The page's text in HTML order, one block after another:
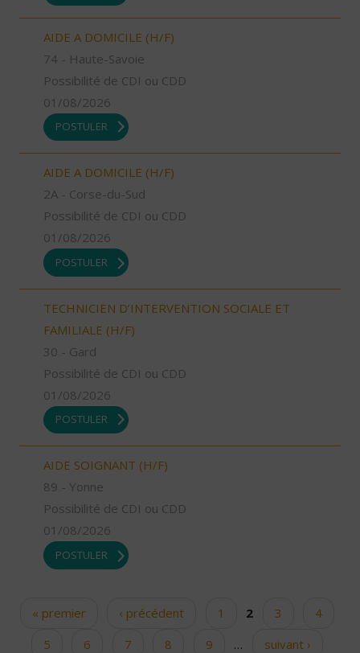
AIDE A DOMICILE (H/F)
74 - Haute-Savoie
Possibilité de CDI ou CDD
01/08/2026
POSTULER
AIDE A DOMICILE (H/F)
2A - Corse-du-Sud
Possibilité de CDI ou CDD
01/08/2026
POSTULER
TECHNICIEN D’INTERVENTION SOCIALE ET
FAMILIALE (H/F)
30 - Gard
Possibilité de CDI ou CDD
01/08/2026
POSTULER
AIDE SOIGNANT (H/F)
89 - Yonne
Possibilité de CDI ou CDD
01/08/2026
POSTULER
Pages« premier ‹ précédent 1 2 3
4
5
6 7 8 9 …
suivant ›